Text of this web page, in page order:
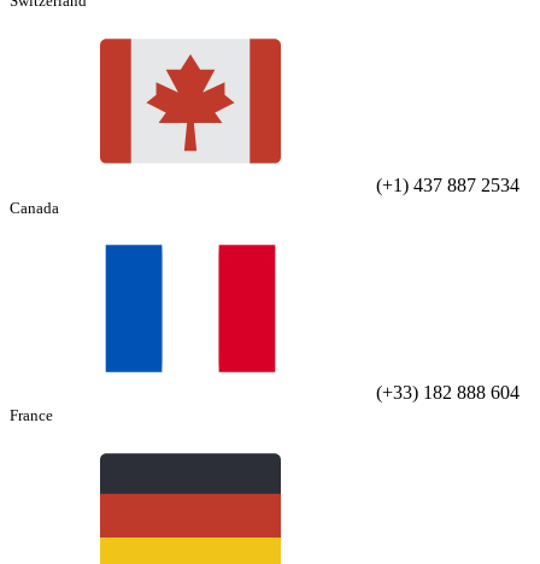
(+1) 437 887 2534
Canada
(+33) 182 888 604
France